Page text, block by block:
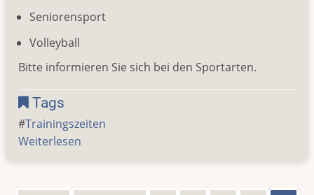
Seniorensport
Volleyball
Bitte informieren Sie sich bei den Sportarten.
Tags
Trainingszeiten
Weiterlesen